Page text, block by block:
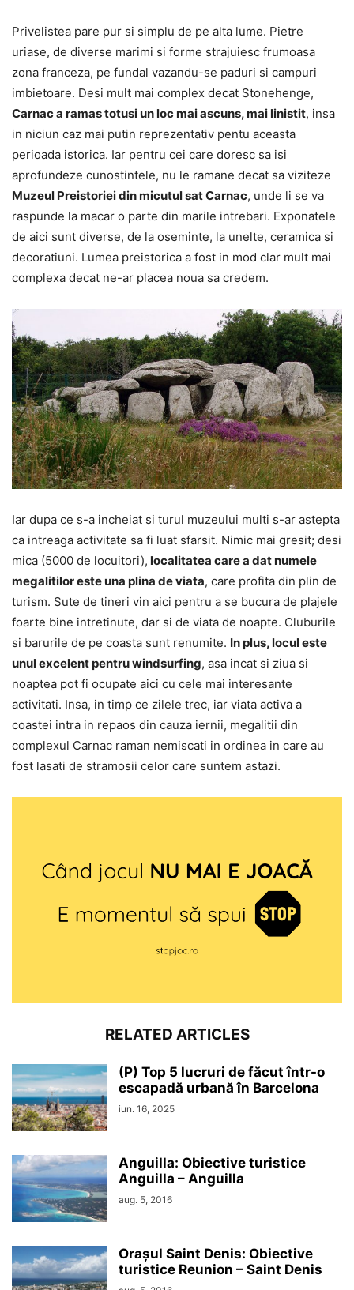
Privelistea pare pur si simplu de pe alta lume. Pietre
uriase, de diverse marimi si forme strajuiesc frumoasa
zona franceza, pe fundal vazandu-se paduri si campuri
imbietoare. Desi mult mai complex decat Stonehenge,
Carnac a ramas totusi un loc mai ascuns, mai linistit, insa
in niciun caz mai putin reprezentativ pentu aceasta
perioada istorica. Iar pentru cei care doresc sa isi
aprofundeze cunostintele, nu le ramane decat sa viziteze
Muzeul Preistoriei din micutul sat Carnac, unde li se va
raspunde la macar o parte din marile intrebari. Exponatele
de aici sunt diverse, de la oseminte, la unelte, ceramica si
decoratiuni. Lumea preistorica a fost in mod clar mult mai
complexa decat ne-ar placea noua sa credem.
Iar dupa ce s-a incheiat si turul muzeului multi s-ar astepta
ca intreaga activitate sa fi luat sfarsit. Nimic mai gresit; desi
mica (5000 de locuitori), localitatea care a dat numele
megalitilor este una plina de viata, care profita din plin de
turism. Sute de tineri vin aici pentru a se bucura de plajele
foarte bine intretinute, dar si de viata de noapte. Cluburile
si barurile de pe coasta sunt renumite. In plus, locul este
unul excelent pentru windsurfing, asa incat si ziua si
noaptea pot fi ocupate aici cu cele mai interesante
activitati. Insa, in timp ce zilele trec, iar viata activa a
coastei intra in repaos din cauza iernii, megalitii din
complexul Carnac raman nemiscati in ordinea in care au
fost lasati de stramosii celor care suntem astazi.
RELATED ARTICLES
(P) Top 5 lucruri de făcut într-o
escapadă urbană în Barcelona
iun. 16, 2025
Anguilla: Obiective turistice
Anguilla – Anguilla
aug. 5, 2016
Orașul Saint Denis: Obiective
turistice Reunion – Saint Denis